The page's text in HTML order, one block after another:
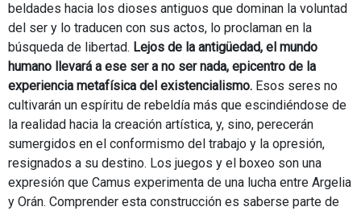
beldades hacia los dioses antiguos que dominan la voluntad
del ser y lo traducen con sus actos, lo proclaman en la
búsqueda de libertad. Lejos de la antigüedad, el mundo
humano llevará a ese ser a no ser nada, epicentro de la
experiencia metafísica del existencialismo. Esos seres no
cultivarán un espíritu de rebeldía más que escindiéndose de
la realidad hacia la creación artística, y, sino, perecerán
sumergidos en el conformismo del trabajo y la opresión,
resignados a su destino. Los juegos y el boxeo son una
expresión que Camus experimenta de una lucha entre Argelia
y Orán. Comprender esta construcción es saberse parte de